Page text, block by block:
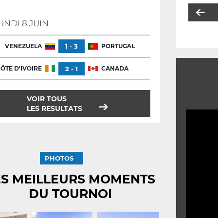
8 JUIN
VENEZUELA 1 - 3 PORTUGAL
D'IVOIRE 2 - 1 CANADA
VOIR TOUS
LES RESULTATS
PHOTOS
MEILLEURS MOMENTS
DU TOURNOI